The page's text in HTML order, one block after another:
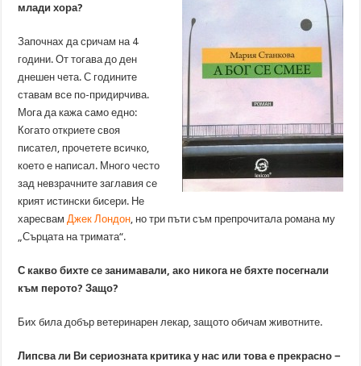
млади хора?
Започнах да сричам на 4
години. От тогава до ден
днешен чета. С годините
ставам все по-придирчива.
Мога да кажа само едно:
Когато откриете своя
писател, прочетете всичко,
което е написал. Много често
зад невзрачните заглавия се
крият истински бисери. Не
харесвам Джек Лондон , но три пъти съм препрочитала романа му
„Сърцата на тримата“.
С какво бихте се занимавали, ако никога не бяхте посегнали
към перото? Защо?
Бих била добър ветеринарен лекар, защото обичам животните.
Липсва ли Ви сериозната критика у нас или това е прекрасно −